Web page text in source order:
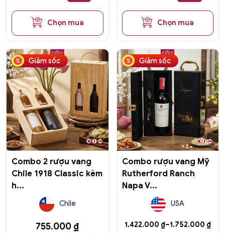
Chọn mua Chọn mua
Giảm sốc
Combo 2 rượu vang
Chile 1918 Classic kèm
h...
Chile
755.000 ₫
Giảm sốc
Combo rượu vang Mỹ
Rutherford Ranch
Napa V...
USA
1.422.000 ₫–1.752.000 ₫
Khoảng
Sản
phẩm
này
có
nhiều
biến
thể.
Các
tùy
chọn
có
thể
được
chọn
sản